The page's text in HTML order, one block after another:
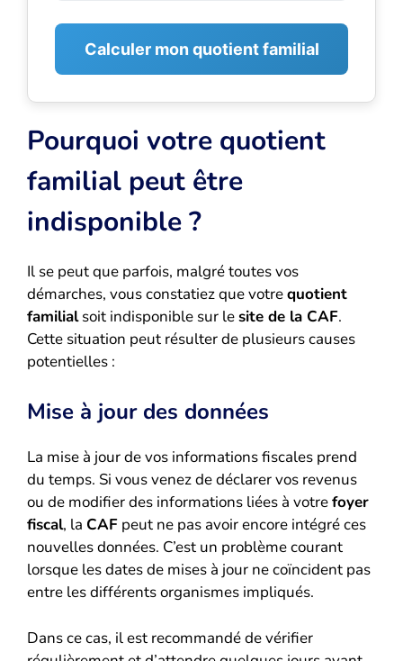
Calculer mon quotient familial
Pourquoi votre quotient
familial peut être
indisponible ?
Il se peut que parfois, malgré toutes vos
démarches, vous constatiez que votrequotient
familialsoit indisponible sur lesite de la CAF.
Cette situation peut résulter de plusieurs causes
potentielles :
Mise à jour des données
La mise à jour de vos informations fiscales prend
du temps. Si vous venez de déclarer vos revenus
ou de modifier des informations liées à votrefoyer
fiscal, la CAF peut ne pas avoir encore intégré ces
nouvelles données. C’est un problème courant
lorsque les dates de mises à jour ne coïncident pas
entre les différents organismes impliqués.
Dans ce cas, il est recommandé de vérifier